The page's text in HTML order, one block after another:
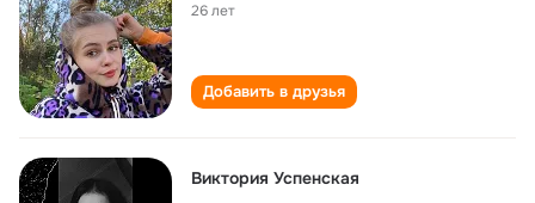
26 лет
Добавить в друзья
Виктория Успенская